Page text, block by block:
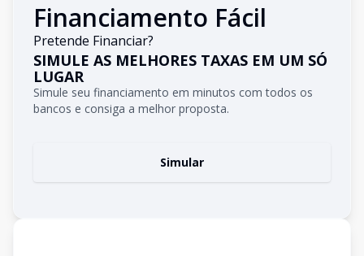
Financiamento Fácil
Pretende Financiar?
SIMULE AS MELHORES TAXAS EM UM SÓ
LUGAR
Simule seu financiamento em minutos com todos os
bancos e consiga a melhor proposta.
Simular